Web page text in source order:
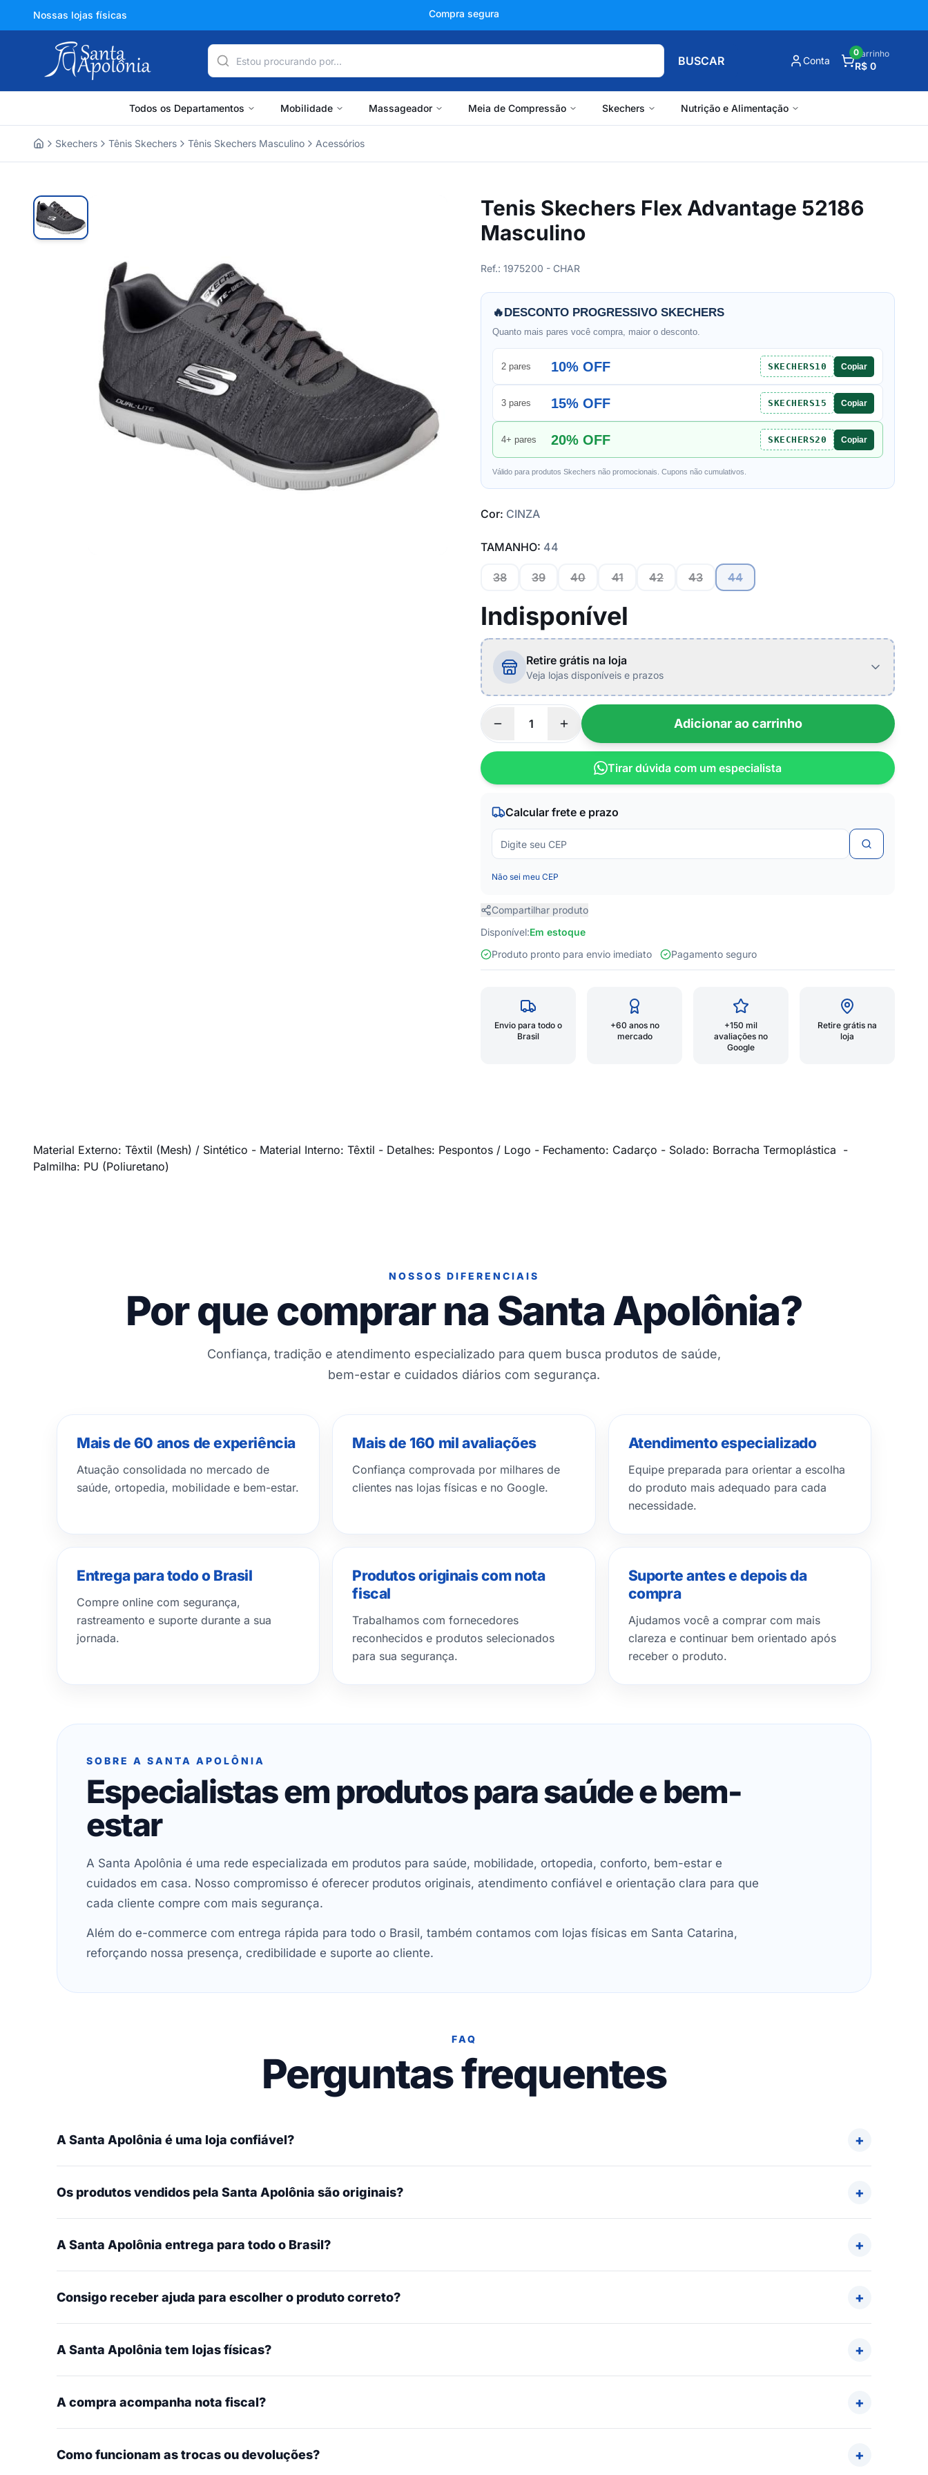
Nossas lojas físicas +150 mil avaliações
BUSCAR Conta
Carrinho
R$ 0
0
Todos os Departamentos Mobilidade Massageador Meia de Compressão Skechers Nutrição e Alimentação
Skechers Tênis Skechers Tênis Skechers Masculino Acessórios
Tenis Skechers Flex Advantage 52186
Masculino
Ref.: 1975200 - CHAR
🔥DESCONTO PROGRESSIVO SKECHERS
Quanto mais pares você compra, maior o desconto.
2 pares 10% OFF SKECHERS10 Copiar
3 pares 15% OFF SKECHERS15 Copiar
4+ pares 20% OFF SKECHERS20 Copiar
Válido para produtos Skechers não promocionais. Cupons não cumulativos.
Cor: CINZA
TAMANHO: 44
38 39 40 41 42 43 44
Indisponível
Retire grátis na loja
Veja lojas disponíveis e prazos
Adicionar ao carrinho
Tirar dúvida com um especialista
Calcular frete e prazo
Não sei meu CEP
Compartilhar produto
Disponível:Em estoque
Produto pronto para envio imediato
Pagamento seguro
Envio para todo o
Brasil
+60 anos no
mercado
+150 mil
avaliações no
Google
Retire grátis na
loja
Material Externo: Têxtil (Mesh) / Sintético - Material Interno: Têxtil - Detalhes: Pespontos / Logo - Fechamento: Cadarço - Solado: Borracha Termoplástica -
Palmilha: PU (Poliuretano)
NOSSOS DIFERENCIAIS
Por que comprar na Santa Apolônia?
Confiança, tradição e atendimento especializado para quem busca produtos de saúde,
bem-estar e cuidados diários com segurança.
Mais de 60 anos de experiência
Atuação consolidada no mercado de
saúde, ortopedia, mobilidade e bem-estar.
Mais de 160 mil avaliações
Confiança comprovada por milhares de
clientes nas lojas físicas e no Google.
Atendimento especializado
Equipe preparada para orientar a escolha
do produto mais adequado para cada
necessidade.
Entrega para todo o Brasil
Compre online com segurança,
rastreamento e suporte durante a sua
jornada.
Produtos originais com nota
fiscal
Trabalhamos com fornecedores
reconhecidos e produtos selecionados
para sua segurança.
Suporte antes e depois da
compra
Ajudamos você a comprar com mais
clareza e continuar bem orientado após
receber o produto.
SOBRE A SANTA APOLÔNIA
Especialistas em produtos para saúde e bem-
estar
A Santa Apolônia é uma rede especializada em produtos para saúde, mobilidade, ortopedia, conforto, bem-estar e
cuidados em casa. Nosso compromisso é oferecer produtos originais, atendimento confiável e orientação clara para que
cada cliente compre com mais segurança.
Além do e-commerce com entrega rápida para todo o Brasil, também contamos com lojas físicas em Santa Catarina,
reforçando nossa presença, credibilidade e suporte ao cliente.
FAQ
Perguntas frequentes
A Santa Apolônia é uma loja confiável?
Os produtos vendidos pela Santa Apolônia são originais?
A Santa Apolônia entrega para todo o Brasil?
Consigo receber ajuda para escolher o produto correto?
A Santa Apolônia tem lojas físicas?
A compra acompanha nota fiscal?
Como funcionam as trocas ou devoluções?